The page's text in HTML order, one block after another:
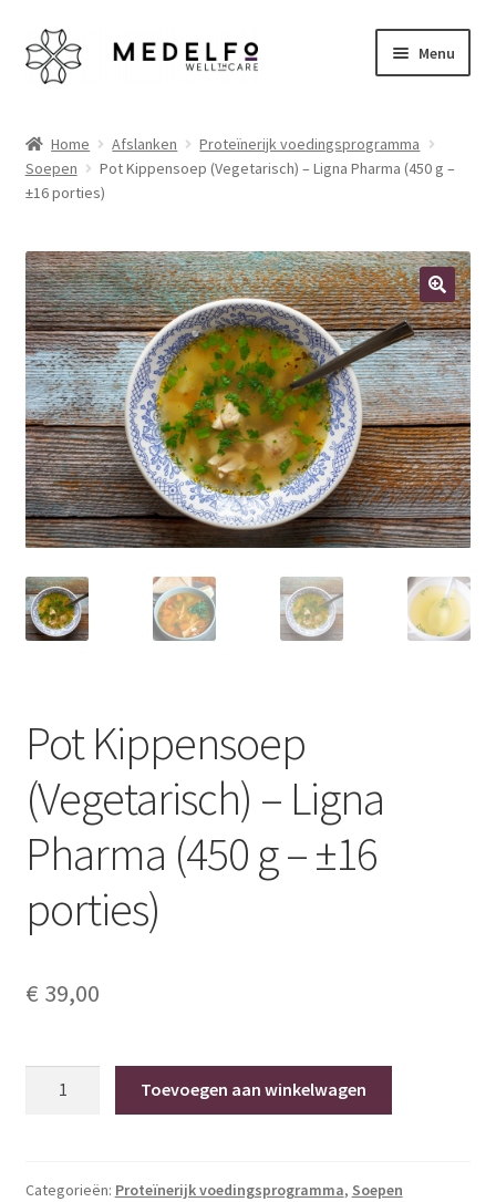
Ga
door
Ga
naar
Menu
Afrekenen
Betaalmethoden
Disclaimer
Klantenservice
My account
Over ons
Privacy Policy
Shop
Winkelwagen
Contact
Bedankt
Error
Home Afslanken
Proteïnerijk voedingsprogramma
Soepen
Pot Kippensoep (Vegetarisch) – Ligna Pharma (450 g –
±16 porties)
🔍
Pot Kippensoep
(Vegetarisch) – Ligna
Pharma (450 g – ±16
porties)
€ 39,00
Ligna
Toevoegen aan winkelwagen
Categorieën: Proteïnerijk voedingsprogramma, Soepen